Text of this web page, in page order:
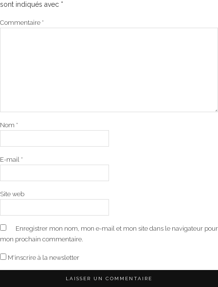
sont indiqués avec *
Commentaire *
Nom *
E-mail *
Site web
Enregistrer mon nom, mon e-mail et mon site dans le navigateur pour
mon prochain commentaire.
M'inscrire à la newsletter